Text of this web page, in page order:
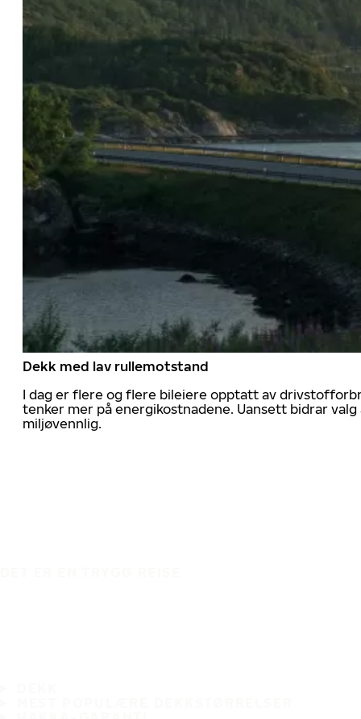
Dekk med lav rullemotstand
I dag er flere og flere bileiere opptatt av
tenker mer på energikostnadene. Uansett bidrar
miljøvennlig.